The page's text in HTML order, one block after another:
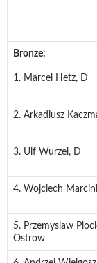
Bronze:
1. Marcel Hetz, D
2. Arkadiusz
3. Ulf Wurzel, D
4. Wojciech
5. Przemyslaw
Ostrow